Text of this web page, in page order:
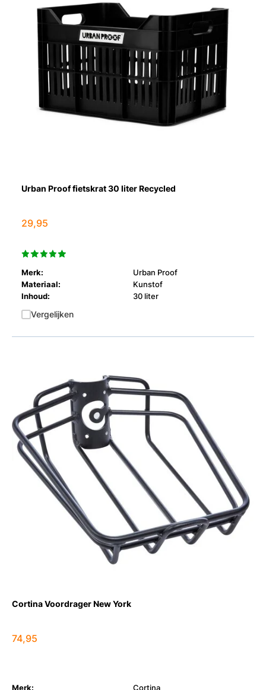
Urban Proof fietskrat 30 liter Recycled
29,95
Merk:
Urban Proof
Materiaal:
Kunstof
Inhoud:
30 liter
Vergelijken
Cortina Voordrager New York
74,95
Merk:
Cortina